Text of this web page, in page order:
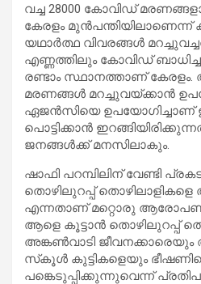
വച്ച 28000 കോവിഡ്
കേരളം മുന്‍പന്തിയിലാണെന്ന്
യഥാര്‍ത്ഥ വിവരങ്ങള്‍
എണ്ണത്തിലും കോവിഡ്
രണ്ടാം സ്ഥാനത്താണ്
മരണങ്ങള്‍ മറച്ചുവയ്ക്കാന്‍
ഏജന്‍സിയെ
പൊട്ടിക്കാന്‍
ജനങ്ങള്‍ക്ക് മനസിലാകും.
ഷാഫി പറമ്പിലിന് വേണ്ടി
തൊഴിലുറപ്പ് തൊഴിലാളികളെ
എന്നതാണ് മറ്റൊരു
ആളെ കൂട്ടാന്‍ തൊഴിലുറപ്പ്
അങ്കണ്‍വാടി
സ്‌കൂള്‍ കുട്ടികളെയും
പങ്കെടുപ്പിക്കുന്നുവെന്ന്